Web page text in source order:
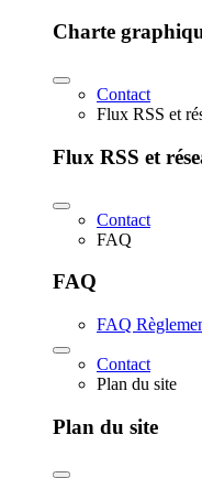
Charte
Contact
Flux RSS et
Flux RSS et
Contact
FAQ
FAQ
FAQ
Contact
Plan du site
Plan du site